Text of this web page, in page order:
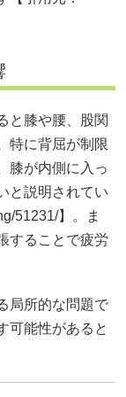
と膝や腰、股関
特に背屈が制限
膝が内側に入っ
と説明されてい
51231/】。ま
することで疲労
局所的な問題で
可能性があると